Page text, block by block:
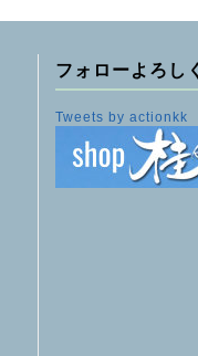
フォローよろし
Tweets by actionkk